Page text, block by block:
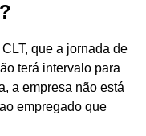
que a jornada de
terá intervalo para
a empresa não está
empregado que